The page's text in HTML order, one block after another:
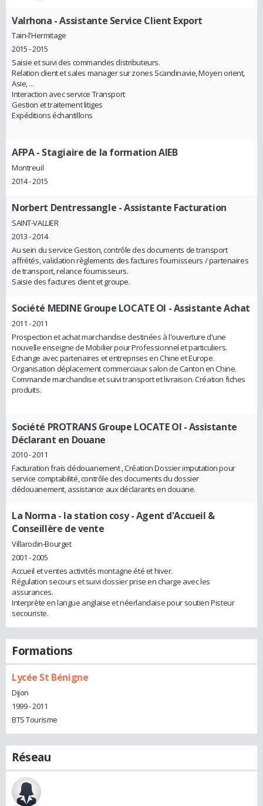
Valrhona - Assistante Service Client Export
Tain-l'Hermitage
2015 - 2015
Saisie et suivi des commandes distributeurs.
Relation client et sales manager sur zones Scandinavie, Moyen orient,
Asie, ...
Interaction avec service Transport
Gestion et traitement litiges
Expéditions échantillons
AFPA- Stagiaire de la formation AIEB
Montreuil
2014 - 2015
Norbert Dentressangle - Assistante Facturation
SAINT-VALLIER
2013 - 2014
Au sein du service Gestion, contrôle des documents de transport
affrétés, validation règlements des factures fournisseurs / partenaires
de transport, relance fournisseurs.
Saisie des factures client et groupe.
Société MEDINE Groupe LOCATE OI - Assistante Achat
2011 - 2011
Prospection et achat marchandise destinées à l'ouverture d'une
nouvelle enseigne de Mobilier pour Professionnel et particuliers.
Echange avec partenaires et entreprises en Chine et Europe.
Organisation déplacement commerciaux salon de Canton en Chine.
Commande marchandise et suivi transport et livraison. Création fiches
produits.
Société PROTRANS Groupe LOCATE OI - Assistante
Déclarant en Douane
2010 - 2011
Facturation frais dédouanement , Création Dossier imputation pour
service comptabilité, contrôle des documents du dossier
dédouanement, assistance aux déclarants en douane.
La Norma - la station cosy- Agent d'Accueil &
Conseillère de vente
Villarodin-Bourget
2001 - 2005
Accueil et ventes activités montagne été et hiver.
Régulation secours et suivi dossier prise en charge avec les
assurances.
Interprète en langue anglaise et néerlandaise pour soutien Pisteur
secouriste.
Formations
Lycée St Bénigne
Dijon
1999 - 2011
BTS Tourisme
Réseau